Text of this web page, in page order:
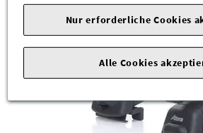
Nur erforderliche Cookies
Alle Cookies